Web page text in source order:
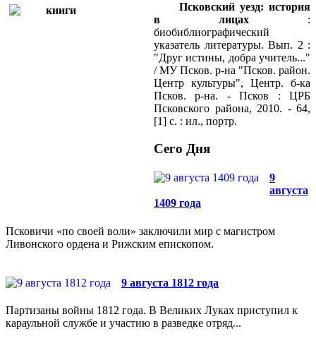
Псковский уезд: история
в лицах :
биобиблиографический
указатель литературы. Вып. 2 :
"Друг истины, добра учитель..."
/ МУ Псков. р-на "Псков. район.
Центр культуры", Центр. б-ка
Псков. р-на. - Псков : ЦРБ
Псковского района, 2010. - 64,
[1] с. : ил., портр.
Сего Дня
9
августа
1409 года
Псковичи «по своей воли» заключили мир с магистром
Ливонского ордена и Рижским епископом.
9 августа 1812 года
Партизаны войны 1812 года. В Великих Луках приступил к
караульной службе и участию в разведке отряд...